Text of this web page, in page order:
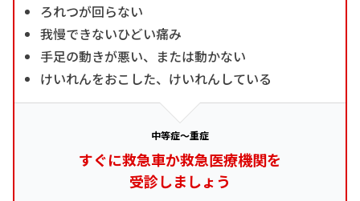
ろれつが回らない
我慢できないひどい痛み
手足の動きが悪い、または動かない
けいれんをおこした、けいれんしている
中等症～重症
すぐに救急車か救急医療機関を
受診しましょう